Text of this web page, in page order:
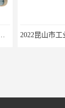
2022昆山市工业区叉车培训机构学会为止